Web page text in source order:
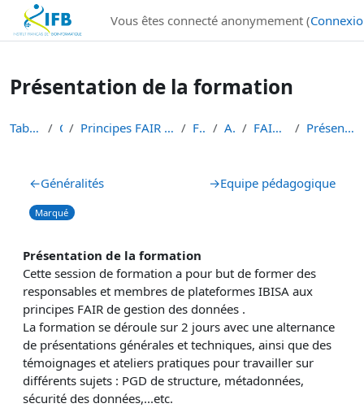
Institut Français de Bioinformatique - Les formations
Passer au contenu principalVous êtes connecté anonymement (
Présentation de la formation
Tableau de bord Cours Principes FAIR en bioinformatique et gestion des d... FAIR-DATA ALL-DATA FAIR data IBISA 2023 Présentation de la formation
Résumé de section
←Généralités →Equipe pédagogique
Marqué
Présentation de la formation
Cette session de formation a pour but de former des
responsables et membres de plateformes IBISA aux
principes FAIR de gestion des données .
La formation se déroule sur 2 jours avec une alternance
de présentations générales et techniques, ainsi que des
témoignages et ateliers pratiques pour travailler sur
différents sujets : PGD de structure, métadonnées,
sécurité des données,...etc.